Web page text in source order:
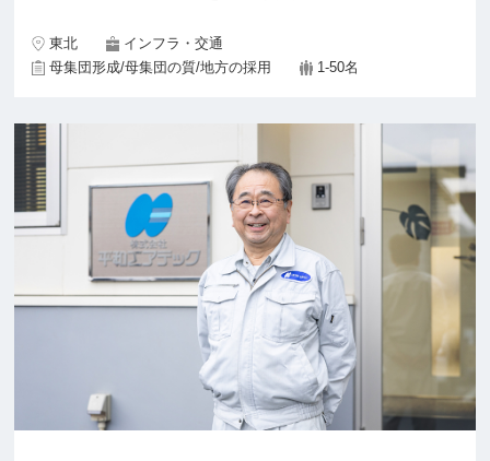
東北
インフラ・交通
母集団形成/母集団の質/地方の採用
1-50名